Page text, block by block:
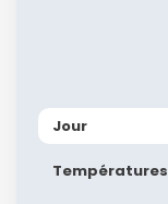
Jour
Températures